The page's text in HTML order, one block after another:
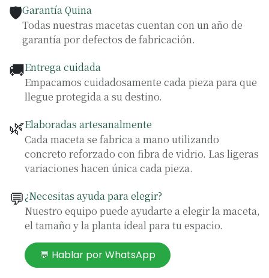
🛡️Garantía Quina
Todas nuestras macetas cuentan con un año de
garantía por defectos de fabricación.
🚚Entrega cuidada
Empacamos cuidadosamente cada pieza para que
llegue protegida a su destino.
🌿Elaboradas artesanalmente
Cada maceta se fabrica a mano utilizando
concreto reforzado con fibra de vidrio. Las ligeras
variaciones hacen única cada pieza.
💬¿Necesitas ayuda para elegir?
Nuestro equipo puede ayudarte a elegir la maceta,
el tamaño y la planta ideal para tu espacio.
💬 Hablar por WhatsApp